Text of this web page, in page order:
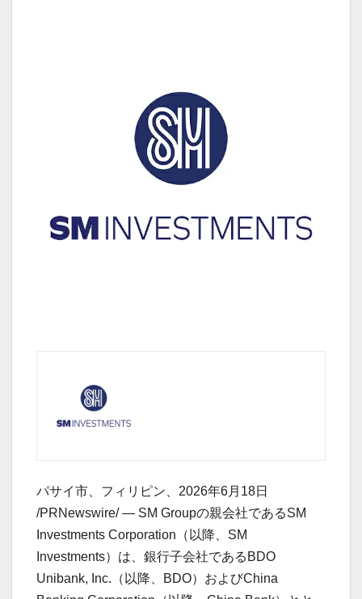
パサイ市、フィリピン、2026年6月18日
/PRNewswire/ — SM Groupの親会社であるSM
Investments Corporation（以降、SM
Investments）は、銀行子会社であるBDO
Unibank, Inc.（以降、BDO）およびChina